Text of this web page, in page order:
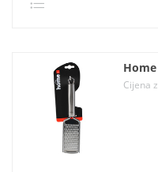
Cijena